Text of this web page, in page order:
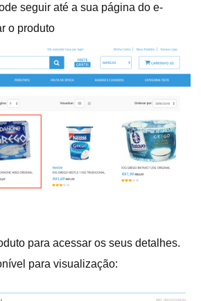
seguir até a sua página do e-
o produto
para acessar os seus detalhes.
para visualização: